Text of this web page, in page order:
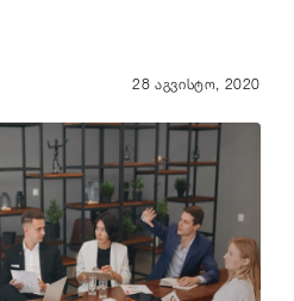
28 აგვისტო, 2020